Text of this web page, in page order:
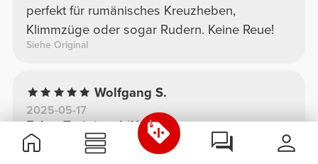
perfekt für rumänisches Kreuzheben,
Klimmzüge oder sogar Rudern. Keine Reue!
Siehe Original
Wolfgang S.
2025-05-17
Echte Trainingshilfe
Vielseitig einsetzbare Trainingshilfe. Und bei